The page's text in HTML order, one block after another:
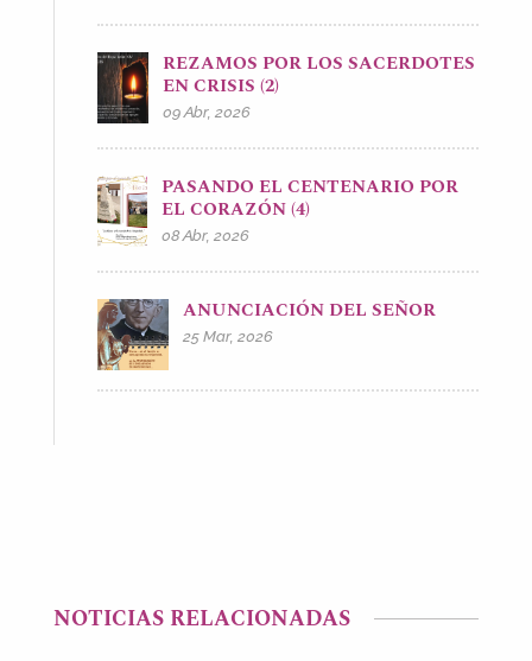
REZAMOS POR LOS SACERDOTES
EN CRISIS (2)
09 Abr, 2026
PASANDO EL CENTENARIO POR
EL CORAZÓN (4)
08 Abr, 2026
ANUNCIACIÓN DEL SEÑOR
25 Mar, 2026
NOTICIAS RELACIONADAS